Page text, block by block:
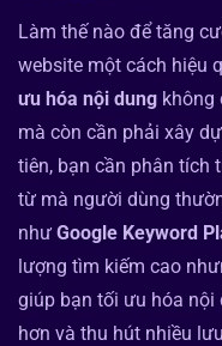
Làm thế nào để tăng
website một cách hiệu
ưu hóa nội dung không
mà còn cần phải xây
tiên, bạn cần phân tích
từ mà người dùng
như Google Keyword
lượng tìm kiếm cao
giúp bạn tối ưu hóa nội
hơn và thu hút nhiều